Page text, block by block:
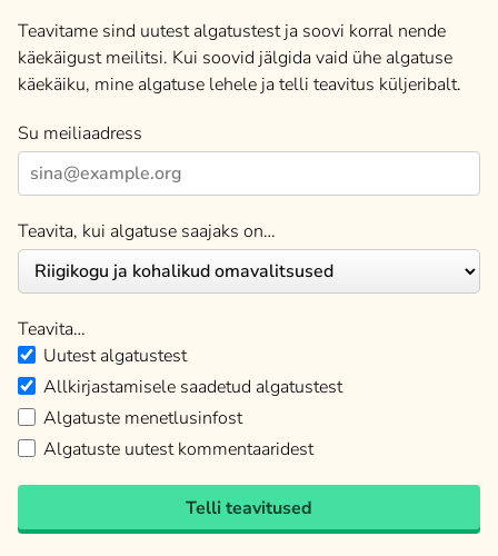
Teavitame sind uutest algatustest ja soovi korral nende
käekäigust meilitsi. Kui soovid jälgida vaid ühe algatuse
käekäiku, mine algatuse lehele ja telli teavitus küljeribalt.
Su meiliaadress
Teavita, kui algatuse saajaks on…
Teavita…
Uutest algatustest
Allkirjastamisele saadetud algatustest
Algatuste menetlusinfost
Algatuste uutest kommentaaridest
Telli teavitused